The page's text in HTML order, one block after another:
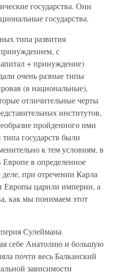
государства. Они
государства.
типа развития
с
+ принуждение)
очень разные типы
(в национальные),
отличительные черты
институтов,
пройденного ими
государств были
к тем условиям, в
в определенное
при отречении Карла
Европы царили империи, а
как мы понимаем этот
Сулеймана
себе Анатолию и большую
почти весь Балканский
зависимости